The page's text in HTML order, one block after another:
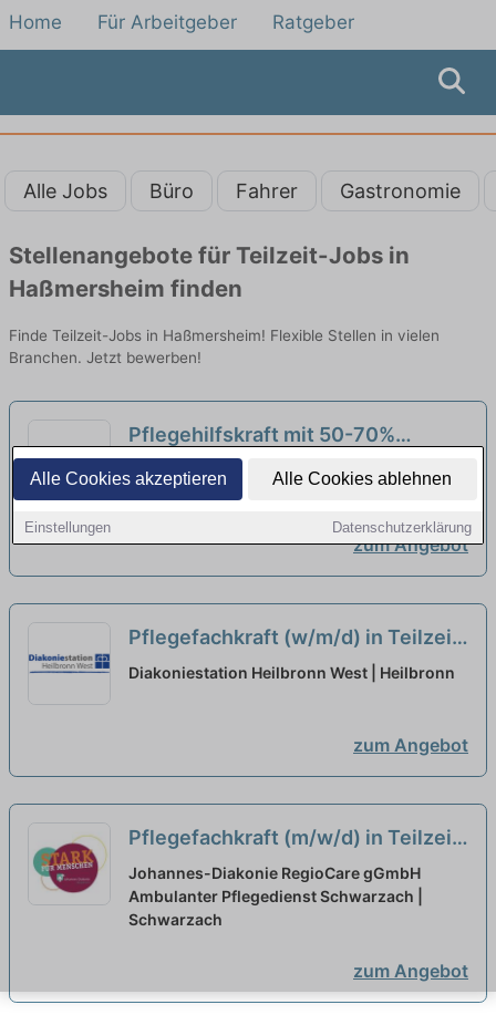
Alle Cookies akzeptieren Alle Cookies ablehnen
Einstellungen Datenschutzerklärung
Home Für Arbeitgeber Ratgeber
Alle Jobs Büro Fahrer Gastronomie
Stellenangebote für Teilzeit-Jobs in
Haßmersheim finden
Finde Teilzeit-Jobs in Haßmersheim! Flexible Stellen in vielen
Branchen. Jetzt bewerben!
Pflegehilfskraft mit 50-70%
Stundenumfang (m/w/d) in Teilzeit
- Wir suchen Verstärkung!
ASB Pflegezentrum Heilbronn-Sontheim |
Heilbronn
zum Angebot
Pflegefachkraft (w/m/d) in Teilzeit
(75%) - Hier bist Du richtig! neu
Diakoniestation Heilbronn West | Heilbronn
zum Angebot
Pflegefachkraft (m/w/d) in Teilzeit
- Bei uns startet Deine Karriere!
neu
Johannes-Diakonie RegioCare gGmbH
Ambulanter Pflegedienst Schwarzach |
Schwarzach
zum Angebot